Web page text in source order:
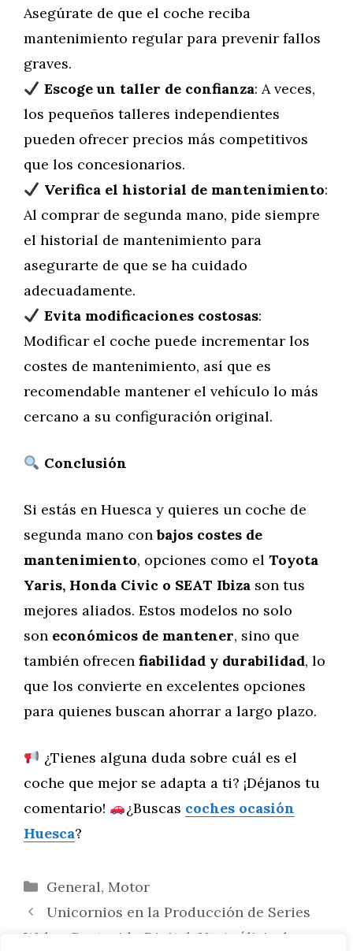
Asegúrate de que el coche reciba
mantenimiento regular para prevenir fallos
graves.
Escoge un taller de confianza: A veces,
los pequeños talleres independientes
pueden ofrecer precios más competitivos
que los concesionarios.
Verifica el historial de mantenimiento:
Al comprar de segunda mano, pide siempre
el historial de mantenimiento para
asegurarte de que se ha cuidado
adecuadamente.
Evita modificaciones costosas:
Modificar el coche puede incrementar los
costes de mantenimiento, así que es
recomendable mantener el vehículo lo más
cercano a su configuración original.
Conclusión
Si estás en Huesca y quieres un coche de
segunda mano conbajos costes de
mantenimiento, opciones como el Toyota
Yaris, Honda Civic o SEAT Ibiza son tus
mejores aliados. Estos modelos no solo
son económicos de mantener, sino que
también ofrecen fiabilidad y durabilidad, lo
que los convierte en excelentes opciones
para quienes buscan ahorrar a largo plazo.
¿Tienes alguna duda sobre cuál es el
coche que mejor se adapta a ti? ¡Déjanos tu
comentario!
¿Buscas coches ocasión
Huesca?
Categorías
General, Motor
Unicornios en la Producción de Series
Web y Contenido Digital: Un Análisis de